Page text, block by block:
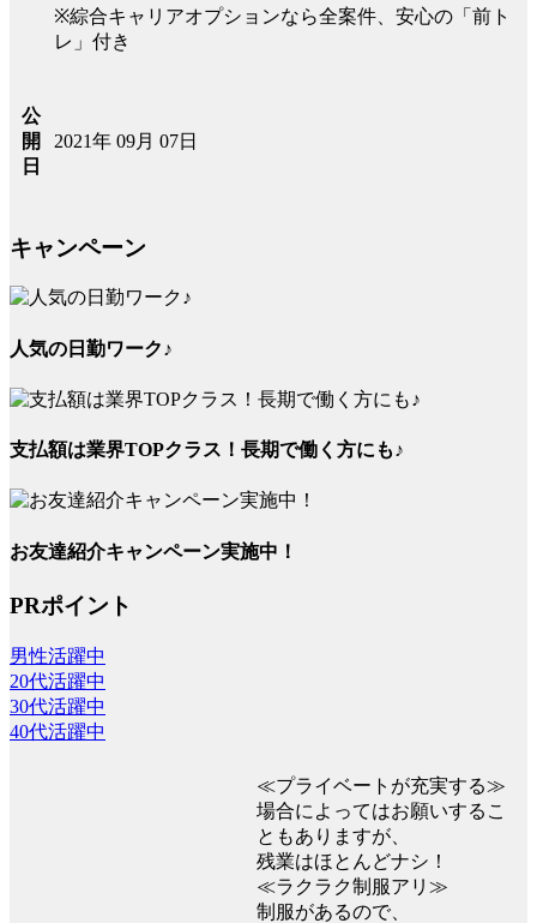
※綜合キャリアオプションなら全案件、安心の「前ト
レ」付き
公
開
日
2021年 09月 07日
キャンペーン
人気の日勤ワーク♪
支払額は業界TOPクラス！長期で働く方にも♪
お友達紹介キャンペーン実施中！
PRポイント
男性活躍中
20代活躍中
30代活躍中
40代活躍中
≪プライベートが充実する≫
場合によってはお願いするこ
ともありますが、
残業はほとんどナシ！
≪ラクラク制服アリ≫
制服があるので、